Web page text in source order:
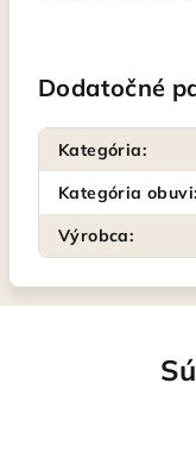
Dodatočné
Kategória:
Kategória obuvi:
Výrobca: